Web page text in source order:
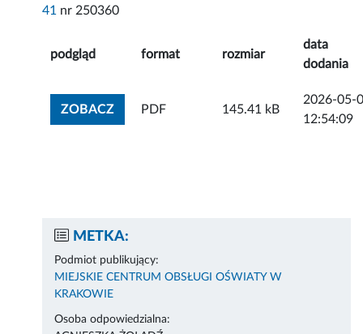
41 nr 250360
podgląd format rozmiar
data
dodania
ZOBACZZOBACZ ZAŁĄCZNIK
PDF 145.41 kB
2026-05-
12:54:09
METKA:
Podmiot publikujący:
MIEJSKIE CENTRUM OBSŁUGI OŚWIATY W
KRAKOWIE
Osoba odpowiedzialna: